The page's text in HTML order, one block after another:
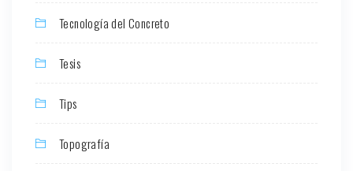
Tecnología del Concreto
Tesis
Tips
Topografía